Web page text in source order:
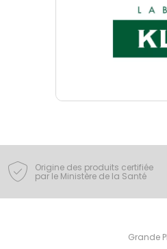
Origine des produits certifiée
par le Ministère de la Santé
Grande